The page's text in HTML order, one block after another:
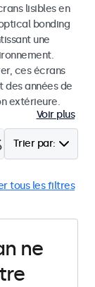
lisibles en
bonding
une
ces écrans
années de
extérieure.
Voir plus
Trier par:
tous les filtres
ne